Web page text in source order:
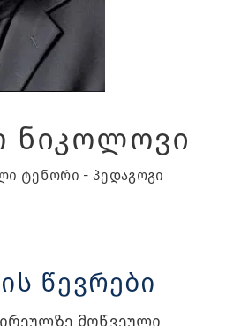
ნიკოლოვი
ტენორი - პედაგოგი
წევრები
მოწვეული